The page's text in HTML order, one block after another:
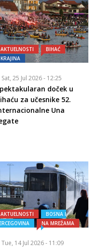
AKTUELNOSTI
BIHAĆ
KRAJINA
Sat, 25 Jul 2026 - 12:25
doček u
za učesnike 52.
Una
AKTUELNOSTI
BOSNA I
NA MREŽAMA
Tue, 14 Jul 2026 - 11:09